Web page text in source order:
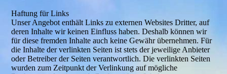
Haftung für Links
Unser Angebot enthält Links zu externen Websites Dritter, auf
deren Inhalte wir keinen Einfluss haben. Deshalb können wir
für diese fremden Inhalte auch keine Gewähr übernehmen. Für
die Inhalte der verlinkten Seiten ist stets der jeweilige Anbieter
oder Betreiber der Seiten verantwortlich. Die verlinkten Seiten
wurden zum Zeitpunkt der Verlinkung auf mögliche